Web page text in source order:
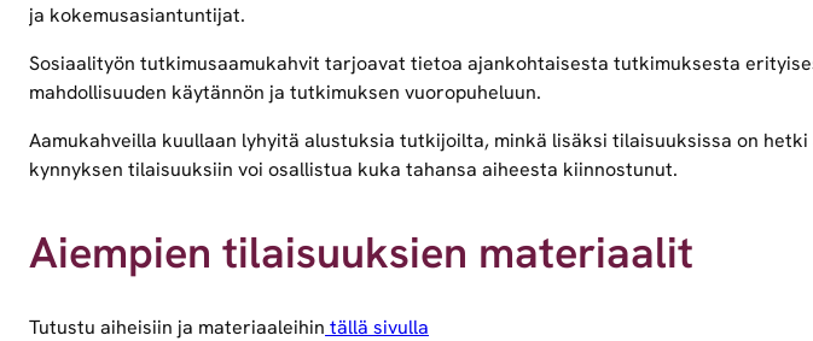
ja kokemusasiantuntijat.
Sosiaalityön tutkimusaamukahvit tarjoavat tietoa ajankohtaisesta tutkimuksesta
mahdollisuuden käytännön ja tutkimuksen vuoropuheluun.
Aamukahveilla kuullaan lyhyitä alustuksia tutkijoilta, minkä lisäksi tilaisuuksissa on
kynnyksen tilaisuuksiin voi osallistua kuka tahansa aiheesta kiinnostunut.
Aiempien tilaisuuksien materiaalit
Tutustu aiheisiin ja materiaaleihin tällä sivulla